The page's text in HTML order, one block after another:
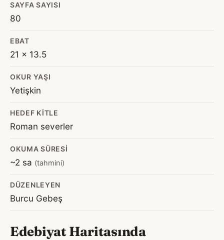
SAYFA SAYISI
80
EBAT
21 x 13.5
OKUR YAŞI
Yetişkin
HEDEF KITLE
Roman severler
OKUMA SÜRESI
~2 sa (tahmini)
DÜZENLEYEN
Burcu Gebeş
Edebiyat Haritasında